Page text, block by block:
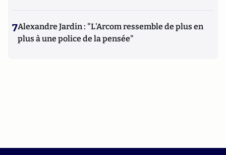
7Alexandre Jardin : "L'Arcom ressemble de plus en
plus à une police de la pensée"